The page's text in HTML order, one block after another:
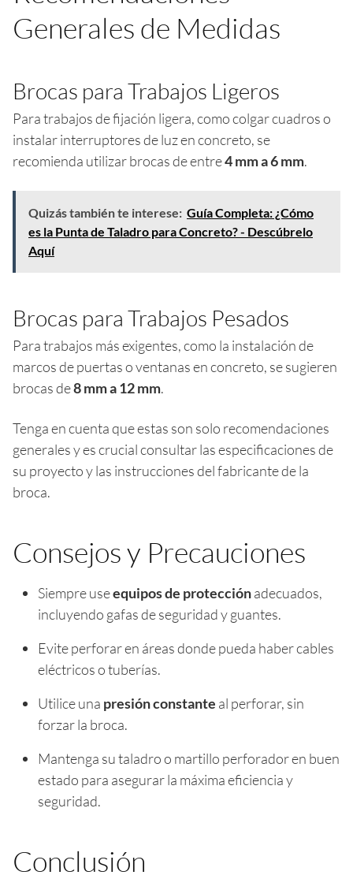
Generales de Medidas
Brocas para Trabajos Ligeros
Para trabajos de fijación ligera, como colgar cuadros o
instalar interruptores de luz en concreto, se
recomienda utilizar brocas de entre4 mm a 6 mm.
Quizás también te interese: Guía Completa: ¿Cómo
es la Punta de Taladro para Concreto? - Descúbrelo
Aquí
Brocas para Trabajos Pesados
Para trabajos más exigentes, como la instalación de
marcos de puertas o ventanas en concreto, se sugieren
brocas de8 mm a 12 mm.
Tenga en cuenta que estas son solo recomendaciones
generales y es crucial consultar las especificaciones de
su proyecto y las instrucciones del fabricante de la
broca.
Consejos y Precauciones
Siempre useequipos de protecciónadecuados,
incluyendo gafas de seguridad y guantes.
Evite perforar en áreas donde pueda haber cables
eléctricos o tuberías.
Utilice una presión constante al perforar, sin
forzar la broca.
Mantenga su taladro o martillo perforador en buen
estado para asegurar la máxima eficiencia y
seguridad.
Conclusión